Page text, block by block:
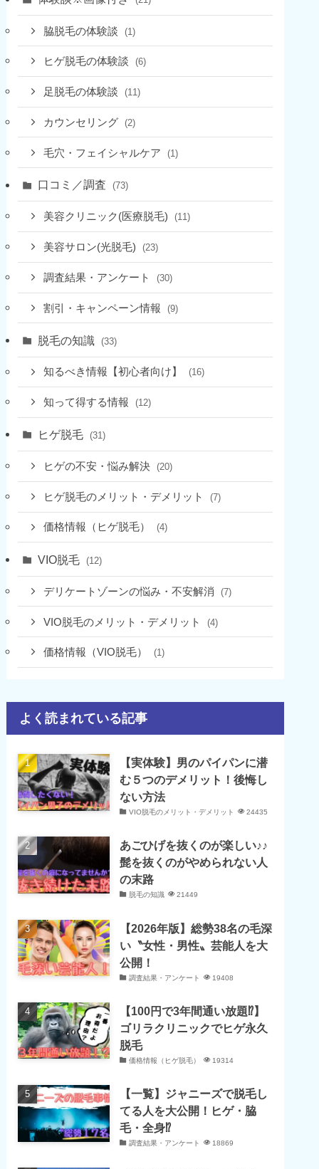
脇脱毛の体験談 (1)
ヒゲ脱毛の体験談 (6)
足脱毛の体験談 (11)
カウンセリング (2)
毛穴・フェイシャルケア (1)
口コミ／調査 (73)
美容クリニック(医療脱毛) (11)
美容サロン(光脱毛) (23)
調査結果・アンケート (30)
割引・キャンペーン情報 (9)
脱毛の知識 (33)
知るべき情報【初心者向け】 (16)
知って得する情報 (12)
ヒゲ脱毛 (31)
ヒゲの不安・悩み解決 (20)
ヒゲ脱毛のメリット・デメリット (7)
価格情報（ヒゲ脱毛） (4)
VIO脱毛 (12)
デリケートゾーンの悩み・不安解消 (7)
VIO脱毛のメリット・デメリット (4)
価格情報（VIO脱毛） (1)
よく読まれている記事
【実体験】男のパイパンに潜
む５つのデメリット！後悔し
ない方法
VIO脱毛のメリット・デメリット 24435
あごひげを抜くのが楽しい♪♪
髭を抜くのがやめられない人
の末路
脱毛の知識 21449
【2026年版】総勢38名の毛深
い〝女性・男性〟芸能人を大
公開！
調査結果・アンケート 19408
【100円で3年間通い放題⁉】
ゴリラクリニックでヒゲ永久
脱毛
価格情報（ヒゲ脱毛） 19314
【一覧】ジャニーズで脱毛し
てる人を大公開！ヒゲ・脇
毛・全身⁉
調査結果・アンケート 18869